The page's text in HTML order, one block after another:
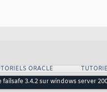
ORACLE
3.4.2 sur windows server